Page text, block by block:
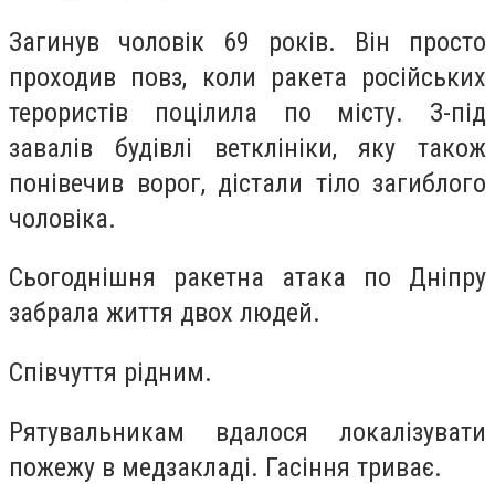
Загинув чоловік 69 років. Він просто
проходив повз, коли ракета російських
терористів поцілила по місту. З-під
завалів будівлі ветклініки, яку також
понівечив ворог, дістали тіло загиблого
чоловіка.
Сьогоднішня ракетна атака по Дніпру
забрала життя двох людей.
Співчуття рідним.
Рятувальникам вдалося локалізувати
пожежу в медзакладі. Гасіння триває.